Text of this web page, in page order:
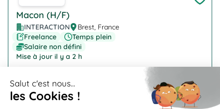
Macon (H/F)
INTERACTION
Brest, France
Freelance
Temps plein
Salaire non défini
Mise à jour il y a 2 h